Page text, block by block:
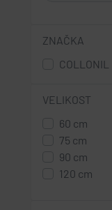
ZNAČKA
COLLONIL
VELIKOST
60 cm
75 cm
90 cm
120 cm